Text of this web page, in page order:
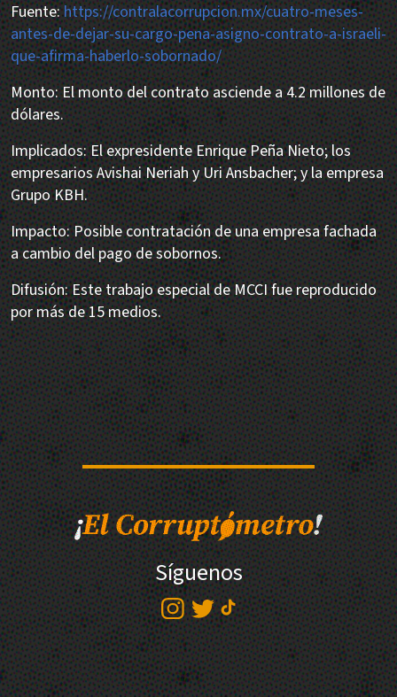
Fuente:https://contralacorrupcion.mx/cuatro-meses-
antes-de-dejar-su-cargo-pena-asigno-contrato-a-israeli-
que-afirma-haberlo-sobornado/
Monto: El monto del contrato asciende a 4.2 millones de
dólares.
Implicados: El expresidente Enrique Peña Nieto; los
empresarios Avishai Neriah y Uri Ansbacher; y la empresa
Grupo KBH.
Impacto: Posible contratación de una empresa fachada
a cambio del pago de sobornos.
Difusión: Este trabajo especial de MCCI fue reproducido
por más de 15 medios.
Síguenos